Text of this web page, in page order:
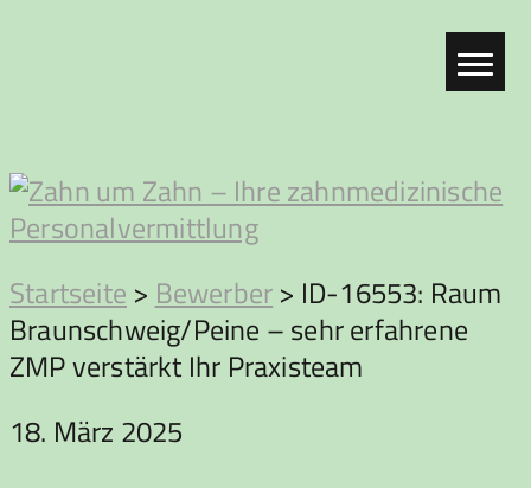
Zahn
um
Zahn
Startseite > Bewerber> ID-16553: Raum
Braunschweig/Peine – sehr erfahrene
ZMP verstärkt Ihr Praxisteam
18. März 2025